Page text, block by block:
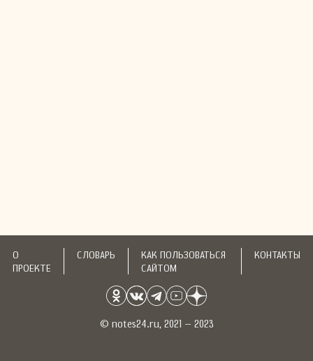
О
ПРОЕКТЕ
СЛОВАРЬ
КАК ПОЛЬЗОВАТЬСЯ
САЙТОМ
КОНТАКТЫ
© notes24.ru, 2021 – 2023